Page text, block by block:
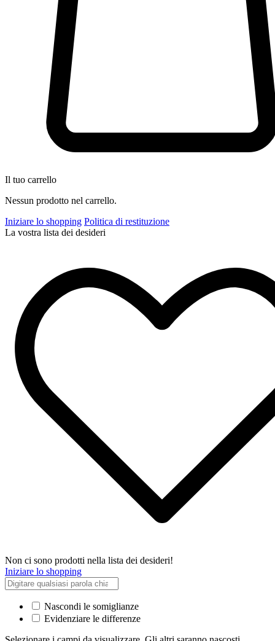
Il tuo carrello
Nessun prodotto nel carrello.
Iniziare lo shopping Politica di restituzione
La vostra lista dei desideri
Non ci sono prodotti nella lista dei desideri!
Iniziare lo shopping
Nascondi le somiglianze
Evidenziare le differenze